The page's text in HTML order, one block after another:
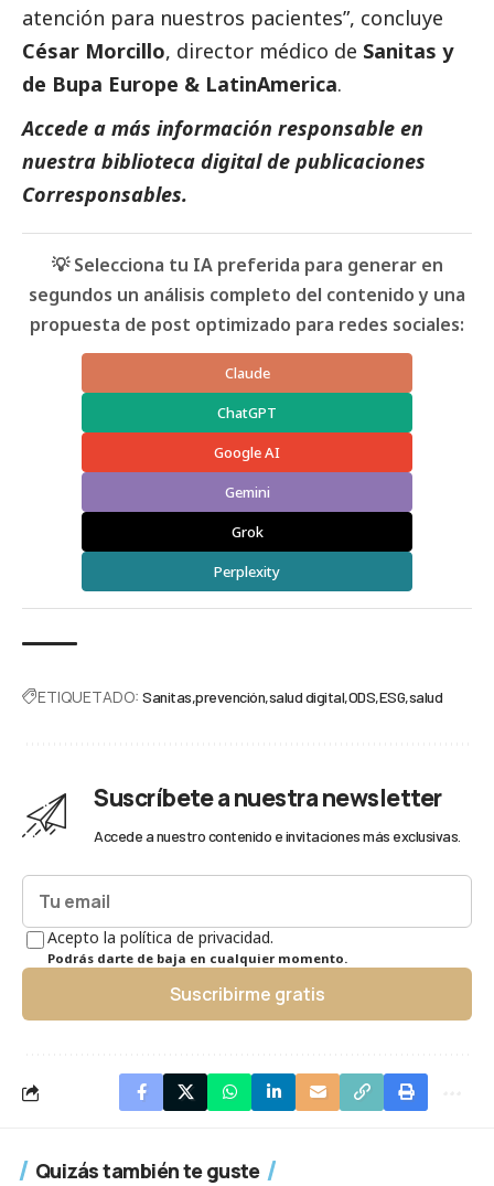
atención para nuestros pacientes”, concluye
César Morcillo, director médico de Sanitas y
de Bupa Europe & LatinAmerica.
Accede a más información responsable en
nuestra biblioteca digital de publicaciones
Corresponsables.
💡 Selecciona tu IA preferida para generar en
segundos un análisis completo del contenido y una
propuesta de post optimizado para redes sociales:
Claude
ChatGPT
Google AI
Gemini
Grok
Perplexity
ETIQUETADO: Sanitas prevención salud digital ODS ESG salud
Suscríbete a nuestra newsletter
Accede a nuestro contenido e invitaciones más exclusivas.
Acepto la política de privacidad.
Podrás darte de baja en cualquier momento.
Suscribirme gratis
Quizás también te guste